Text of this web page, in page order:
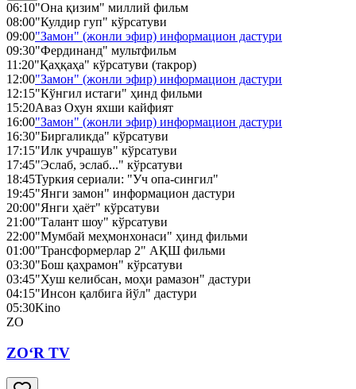
06:10"Она қизим" миллий фильм
08:00"Кулдир гуп" кўрсатуви
09:00"Замон" (жонли эфир) информацион дастури
09:30"Фердинанд" мультфильм
11:20"Қаҳқаҳа" кўрсатуви (такрор)
12:00"Замон" (жонли эфир) информацион дастури
12:15"Кўнгил истаги" ҳинд фильми
15:20Аваз Охун яхши кайфият
16:00"Замон" (жонли эфир) информацион дастури
16:30"Биргаликда" кўрсатуви
17:15"Илк учрашув" кўрсатуви
17:45"Эслаб, эслаб..." кўрсатуви
18:45Туркия сериали: "Уч опа-сингил"
19:45"Янги замон" информацион дастури
20:00"Янги ҳаёт" кўрсатуви
21:00"Талант шоу" кўрсатуви
22:00"Мумбай меҳмонхонаси" ҳинд фильми
01:00"Трансформерлар 2" АҚШ фильми
03:30"Бош қаҳрамон" кўрсатуви
03:45"Хуш келибсан, моҳи рамазон" дастури
04:15"Инсон қалбига йўл" дастури
05:30Kino
ZO
ZO‘R TV